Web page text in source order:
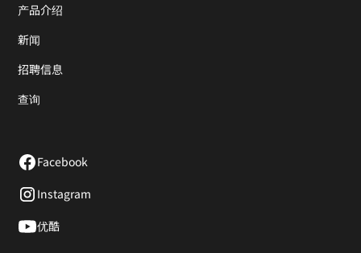
产品介绍
新闻
招聘信息
查询
Facebook
Instagram
优酷